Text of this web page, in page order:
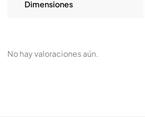
Dimensiones
No hay valoraciones aún.